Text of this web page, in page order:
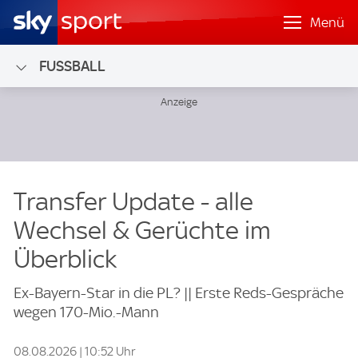
Menü
FUSSBALL
Transfer Update - alle
Wechsel & Gerüchte im
Überblick
Ex-Bayern-Star in die PL? || Erste Reds-Gespräche
wegen 170-Mio.-Mann
08.08.2026 | 10:52 Uhr